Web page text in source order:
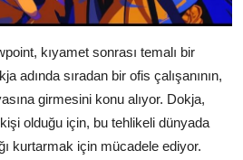
kıyamet sonrası temalı bir
adında sıradan bir ofis çalışanının,
girmesini konu alıyor. Dokja,
olduğu için, bu tehlikeli dünyada
kurtarmak için mücadele ediyor.